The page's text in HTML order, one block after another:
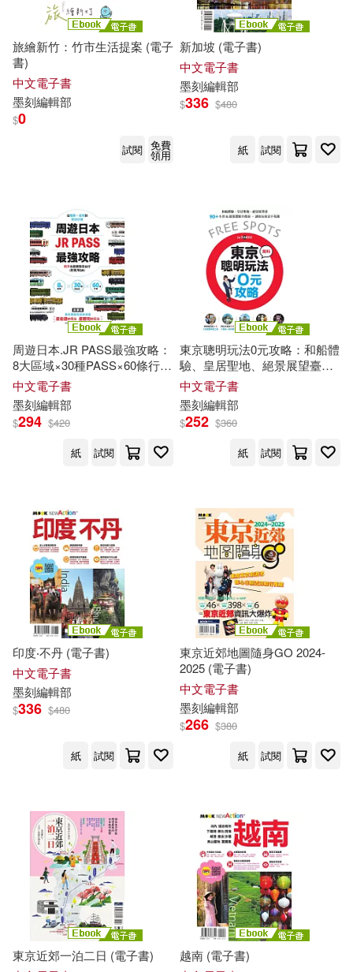
趙思語‧墨刻編輯部(5)
Paul Chi(4)
李美蒨‧墨刻編輯部(4)
蔣育荏、墨刻編輯部(4)
趙思語・李曉萍・墨刻編輯部(4)
陳瑋玲・墨刻編輯部(4)
MOOK編輯部(3)
墨刻編輯部 編著 墨刻攝影組 攝(3)
張淑婷(3) 林于心(3)
蔣育荏‧蒙金蘭‧墨刻編輯部(3)
許芳菁(3)
黃雨柔(3)
吳佳臻‧墨刻編輯部(2)
墨刻旅行指南編輯部(2)
墨刻編輯部 編著(2)
墨刻編輯部「TRAVELER Luxe 旅
人誌」(2)
可新加坡店取(562)
可菲律賓店取(562)
本週上市新品(1)
電子書 (可複選)
適合平板閱讀(175)
免費電子書(1)
(可複選)
現在可購買商品(334)
作者/演唱/譯/編/繪(735)
價格
範圍
旅繪新竹：竹市生活提案 (電子
書)
中文電子書
墨刻編輯部
$0
試閱 免費
領用
新加坡 (電子書)
中文電子書
墨刻編輯部
$336 $480
紙 試閱
周遊日本.JR PASS最強攻略：
8大區域×30種PASS×60條行
程，從購票、使用到附加好
康，新手也能輕鬆自由行(附實
用QA) (電子書)
中文電子書
墨刻編輯部
$294 $420
紙
試閱
東京聰明玩法0元攻略：和船體
驗、皇居聖地、絕景展望臺，
90+小資&超值選點全指南，讓
你玩東京不花錢 (電子書)
中文電子書
墨刻編輯部
$252 $360
紙
試閱
印度‧不丹 (電子書)
中文電子書
墨刻編輯部
$336 $480
紙 試閱
東京近郊地圖隨身GO 2024-
2025 (電子書)
中文電子書
墨刻編輯部
$266 $380
紙
試閱
東京近郊一泊二日 (電子書)
越南 (電子書)